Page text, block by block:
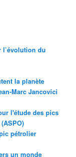
l’évolution du
la planète
Marc Jancovici
l'étude des pics
pétrolier
un monde